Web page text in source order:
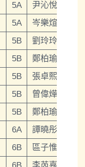
5A
尹沁悅
5A
岑樂煊
5B
劉玲玲
5B
鄭柏瑜
5B
張卓熙
5B
曾偉燁
5B
鄭柏瑜
6A
譚曉彤
6B
區子惟